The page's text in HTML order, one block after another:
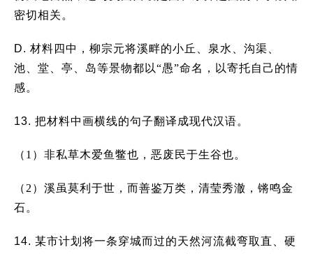
密切相关。
D. 材料四中，柳宗元将溪畔的小丘、泉水、沟渠、
池、堂、亭、岛等景物都以“愚”命名，以寄托自己的情
感。
13. 把材料中画横线的句子翻译成现代汉语。
（1）非私草木爱鱼鳖也，恶废民于生谷也。
（2）溪虽莫利于世，而善鉴万类，清莹秀澈，锵鸣金
石。
14. 某市计划将一条穿城而过的天然河流截弯取直、硬